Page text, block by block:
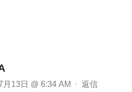
月13日 @ 6:34 AM · 返信